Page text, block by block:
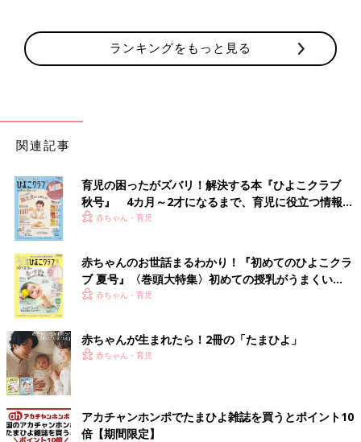
ランキングをもっと見る
関連記事
育児の困ったがズバリ！解決する本『ひよこクラブ
秋号』 4カ月～2才になるまで、育児に役立つ情報が
いっぱい！
赤ちゃん・育児
赤ちゃんのお世話まるわかり！『初めてのひよこクラ
ブ 夏号』〈巻頭大特集〉初めての授乳がうまくい
く！ おっぱい・ミルクの基本と夏のトラブル 解決テ
赤ちゃん・育児
赤ちゃんが生まれたら！2冊の「たまひよ」
赤ちゃん・育児
アカチャンホンポでたまひよ雑誌を買うとポイント10
倍【期間限定】